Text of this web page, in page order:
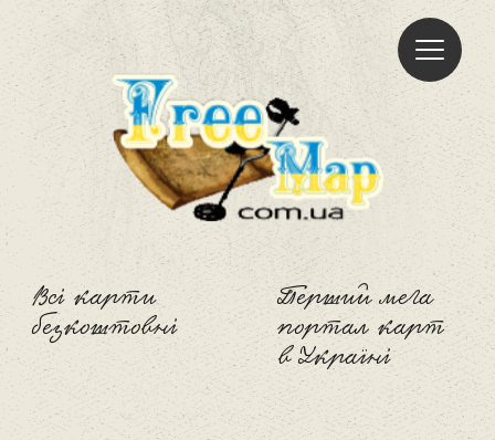
Всі карти
безкоштовні
Freemap
Перший мега
портал карт
в Україні